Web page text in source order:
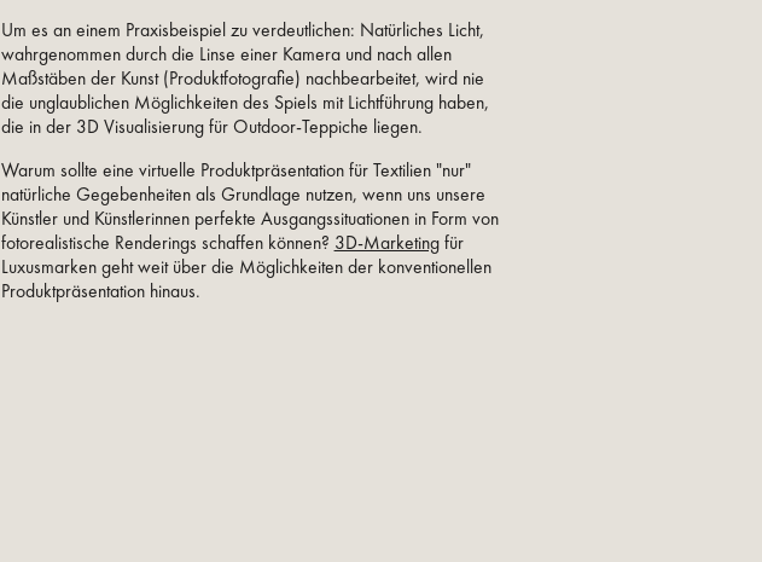
Um es an einem Praxisbeispiel zu verdeutlichen: Natürliches Licht,
wahrgenommen durch die Linse einer Kamera und nach allen
Maßstäben der Kunst (Produktfotografie) nachbearbeitet, wird nie
die unglaublichen Möglichkeiten des Spiels mit Lichtführung haben,
die in der 3D Visualisierung für Outdoor-Teppiche liegen.
Warum sollte eine virtuelle Produktpräsentation für Textilien "nur"
natürliche Gegebenheiten als Grundlage nutzen, wenn uns unsere
Künstler und Künstlerinnen perfekte Ausgangssituationen in Form von
fotorealistische Renderings schaffen können? 3D-Marketingfür
Luxusmarken geht weit über die Möglichkeiten der konventionellen
Produktpräsentation hinaus.